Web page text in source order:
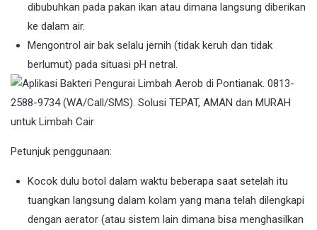
dibubuhkan pada pakan ikan atau dimana langsung diberikan
ke dalam air.
Mengontrol air bak selalu jernih (tidak keruh dan tidak
berlumut) pada situasi pH netral.
Petunjuk penggunaan:
Kocok dulu botol dalam waktu beberapa saat setelah itu
tuangkan langsung dalam kolam yang mana telah dilengkapi
dengan aerator (atau sistem lain dimana bisa menghasilkan